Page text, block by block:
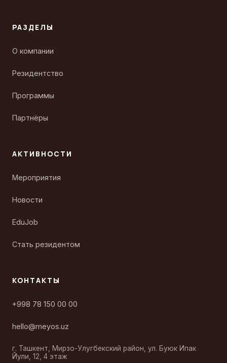
РАЗДЕЛЫ
О компании
Резидентство
Программы
Партнёры
АКТИВНОСТИ
Мероприятия
Новости
EduJob
Стать резидентом
КОНТАКТЫ
+998 78 150 00 00
hello@meyos.uz
г. Ташкент, Мирзо-Улугбекский район, ул. Буюк Ипак
Йули, 12, 4 этаж